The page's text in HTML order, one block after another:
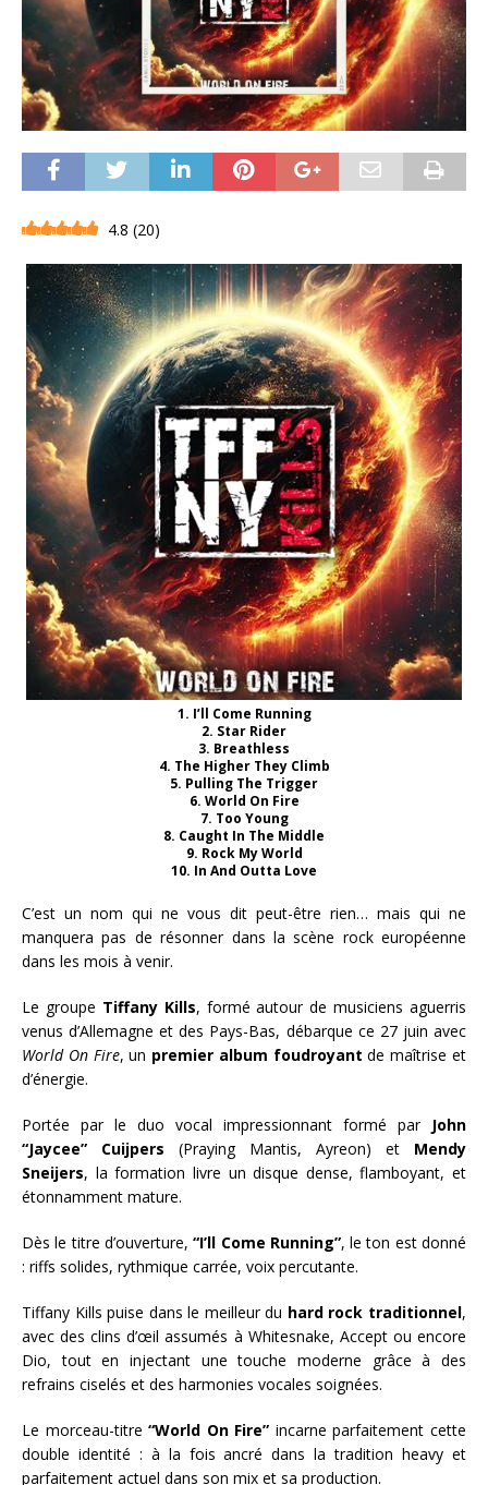
4.8 (20)
1. I’ll Come Running
2. Star Rider
3. Breathless
4. The Higher They Climb
5. Pulling The Trigger
6. World On Fire
7. Too Young
8. Caught In The Middle
9. Rock My World
10. In And Outta Love
C’est un nom qui ne vous dit peut-être rien… mais qui ne
manquera pas de résonner dans la scène rock européenne
dans les mois à venir.
Le groupe Tiffany Kills, formé autour de musiciens aguerris
venus d’Allemagne et des Pays-Bas, débarque ce 27 juin avec
World On Fire, un premier album foudroyant de maîtrise et
d’énergie.
Portée par le duo vocal impressionnant formé par John
“Jaycee” Cuijpers (Praying Mantis, Ayreon) et Mendy
Sneijers, la formation livre un disque dense, flamboyant, et
étonnamment mature.
Dès le titre d’ouverture,“I’ll Come Running”, le ton est donné
: riffs solides, rythmique carrée, voix percutante.
Tiffany Kills puise dans le meilleur du hard rock traditionnel,
avec des clins d’œil assumés à Whitesnake, Accept ou encore
Dio, tout en injectant une touche moderne grâce à des
refrains ciselés et des harmonies vocales soignées.
Le morceau-titre“World On Fire” incarne parfaitement cette
double identité : à la fois ancré dans la tradition heavy et
parfaitement actuel dans son mix et sa production.